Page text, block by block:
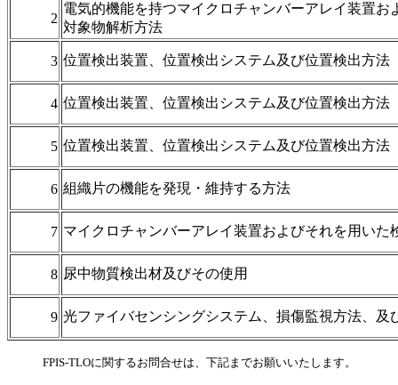
2
電気的機能を持つマイクロチャンバーアレイ装置お
対象物解析方法
3 位置検出装置、位置検出システム及び位置検出方法
4 位置検出装置、位置検出システム及び位置検出方法
5 位置検出装置、位置検出システム及び位置検出方法
6 組織片の機能を発現・維持する方法
7 マイクロチャンバーアレイ装置およびそれを用いた
8 尿中物質検出材及びその使用
9 光ファイバセンシングシステム、損傷監視方法、及
FPIS-TLOに関するお問合せは、下記までお願いいたします。